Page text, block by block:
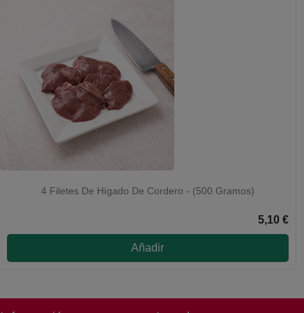
4 Filetes De Hígado De Cordero - (500 Gramos)
5,10 €
Añadir